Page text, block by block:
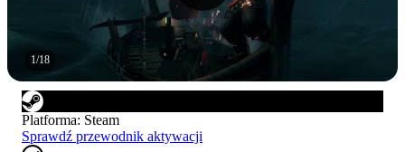
1/18
Platforma: Steam
Sprawdź przewodnik aktywacji